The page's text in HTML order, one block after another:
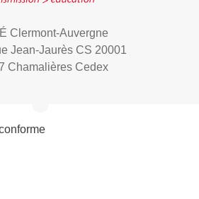
Clermont-Auvergne
Jean-Jaurès CS 20001
Chamalières Cedex